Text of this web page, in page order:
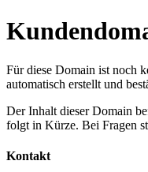
Für diese Domain ist noch
automatisch erstellt und
Der Inhalt dieser Domain
folgt in Kürze. Bei Fragen
Kontakt